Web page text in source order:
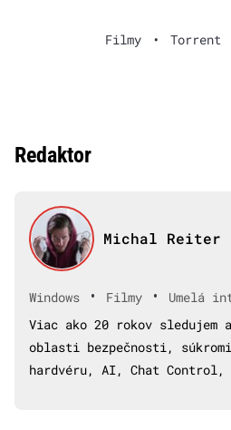
Filmy • Torrent
Redaktor
Michal Reiter
Windows • Filmy •
Umelá
Viac ako 20 rokov sledujem
oblasti bezpečnosti,
hardvéru, AI, Chat